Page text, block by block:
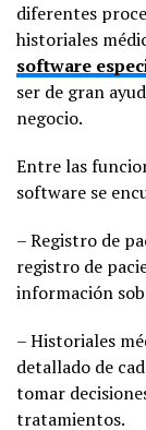
diferentes
historiales
software
ser de gran
negocio.
Entre las
software se
– Registro de
registro de
información
– Historiales
detallado de
tomar
tratamientos.